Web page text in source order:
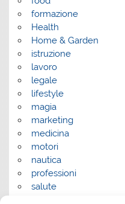
formazione
Health
Home & Garden
istruzione
lavoro
legale
lifestyle
magia
marketing
medicina
motori
nautica
professioni
salute